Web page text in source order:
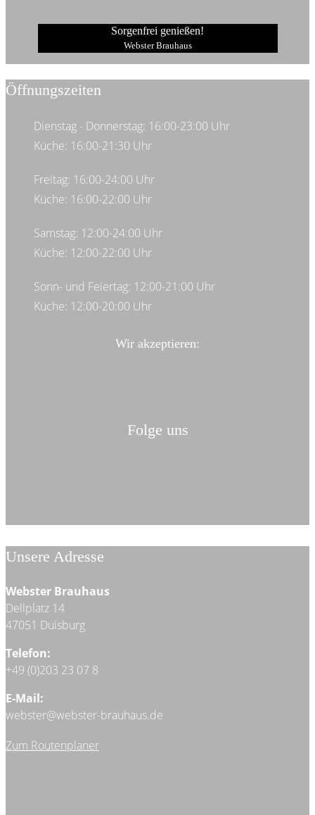
Sorgenfrei genießen!
Webster Brauhaus
Öffnungszeiten
Dienstag - Donnerstag: 16:00-23:00 Uhr
Küche: 16:00-21:30 Uhr
Freitag: 16:00-24:00 Uhr
Küche: 16:00-22:00 Uhr
Samstag: 12:00-24:00 Uhr
Küche: 12:00-22:00 Uhr
Sonn- und Feiertag: 12:00-21:00 Uhr
Küche: 12:00-20:00 Uhr
Wir akzeptieren:
Folge uns
Unsere Adresse
Webster Brauhaus
Dellplatz 14
47051 Duisburg
Telefon:
+49 (0)203 23 07 8
E-Mail:
webster@webster-brauhaus.de
Zum Routenplaner